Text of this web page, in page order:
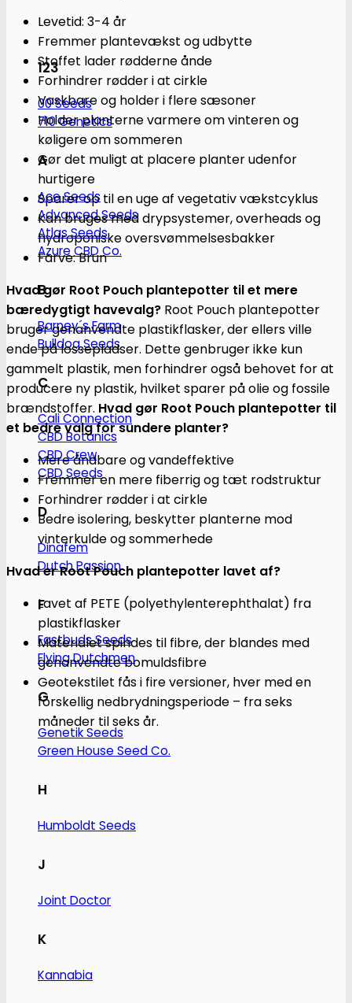
123
00 Seeds
710 Genetics
A
Ace Seeds
Advanced Seeds
Atlas Seeds
Azure CBD Co.
B
Barney´s Farm
Bulldog Seeds
C
Cali Connection
CBD Botanics
CBD Crew
CBD Seeds
D
Dinafem
Dutch Passion
F
Fastbuds Seeds
Flying Dutchmen
G
Genetik Seeds
Green House Seed Co.
H
Humboldt Seeds
J
Joint Doctor
K
Kannabia
Levetid: 3-4 år
Fremmer plantevækst og udbytte
Stoffet lader rødderne ånde
Forhindrer rødder i at cirkle
Vaskbare og holder i flere sæsoner
Holder planterne varmere om vinteren og
køligere om sommeren
Gør det muligt at placere planter udenfor
hurtigere
Sparer op til en uge af vegetativ vækstcyklus
Kan bruges med drypsystemer, overheads og
hydroponiske oversvømmelsesbakker
Farve: Brun
Hvad gør Root Pouch plantepotter til et mere
bæredygtigt havevalg? Root Pouch plantepotter
bruger genanvendte plastikflasker, der ellers ville
ende på lossepladser. Dette genbruger ikke kun
gammelt plastik, men forhindrer også behovet for at
producere ny plastik, hvilket sparer på olie og fossile
brændstoffer. Hvad gør Root Pouch plantepotter til
et bedre valg for sundere planter?
Mere åndbare og vandeffektive
Fremmer en mere fiberrig og tæt rodstruktur
Forhindrer rødder i at cirkle
Bedre isolering, beskytter planterne mod
vinterkulde og sommerhede
Hvad er Root Pouch plantepotter lavet af?
Lavet af PETE (polyethylenterephthalat) fra
plastikflasker
Materialet spindes til fibre, der blandes med
genanvendte bomuldsfibre
Geotekstilet fås i fire versioner, hver med en
forskellig nedbrydningsperiode – fra seks
måneder til seks år.